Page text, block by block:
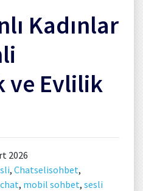
Kadınlar
ve Evlilik
2026
, Chatselisohbet,
, mobil sohbet, sesli